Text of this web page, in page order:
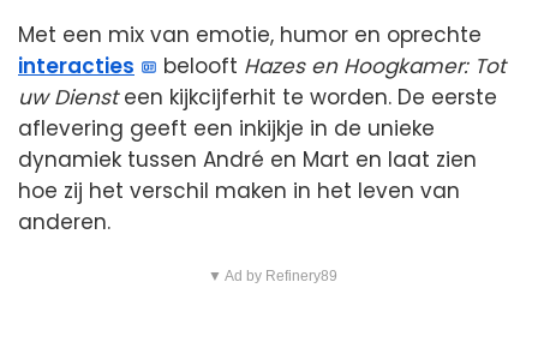
Met een mix van emotie, humor en oprechte
interacties
belooft Hazes en Hoogkamer: Tot
uw Diensteen kijkcijferhit te worden. De eerste
aflevering geeft een inkijkje in de unieke
dynamiek tussen André en Mart en laat zien
hoe zij het verschil maken in het leven van
anderen.
▼ Ad by Refinery89